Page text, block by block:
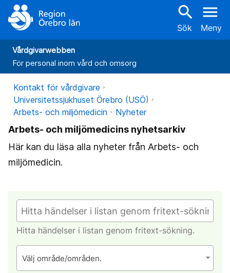
search
Sök
menu
Meny
Vårdgivarwebben
För personal inom vård och omsorg
Kontakt för vårdgivare
Universitetssjukhuset Örebro (USÖ)
Arbets- och miljömedicin
Nyheter
Arbets- och miljömedicins nyhetsarkiv
Här kan du läsa alla nyheter från Arbets- och
miljömedicin.
Hitta händelser i listan genom fritext-sökning.
Välj område/områden.